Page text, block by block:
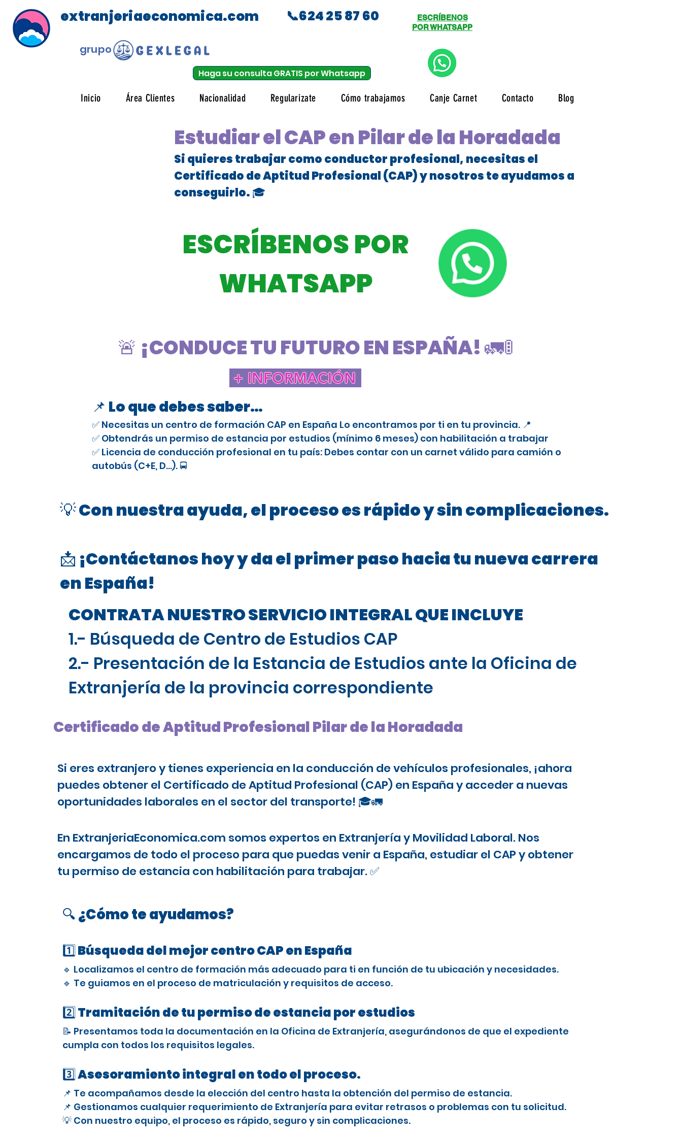
extranjeriaeconomica.com
grupo
📞624 25 87 60
Haga su consulta GRATIS por Whatsapp
ESCRÍBENOS
POR WHATSAPP
Inicio Área Clientes Nacionalidad Regularizate Cómo trabajamos Canje Carnet Contacto Blog
Estudiar el CAP en Pilar de la Horadada
Si quieres trabajar como conductor profesional, necesitas el
Certificado de Aptitud Profesional (CAP) y nosotros te ayudamos a
conseguirlo. 🎓
ESCRÍBENOS POR
WHATSAPP
🚨 ¡CONDUCE TU FUTURO EN ESPAÑA! 🚛🚦
+ INFORMACIÓN
📌 Lo que debes saber…
✅ Necesitas un centro de formación CAP en España Lo encontramos por ti en tu provincia. 📍
✅ Obtendrás un permiso de estancia por estudios (mínimo 6 meses) con habilitación a trabajar
✅ Licencia de conducción profesional en tu país: Debes contar con un carnet válido para camión o
autobús (C+E, D…). 🚍
💡 Con nuestra ayuda, el proceso es rápido y sin complicaciones.
📩 ¡Contáctanos hoy y da el primer paso hacia tu nueva carrera
en España!
CONTRATA NUESTRO SERVICIO INTEGRAL QUE INCLUYE
1.- Búsqueda de Centro de Estudios CAP
2.- Presentación de la Estancia de Estudios ante la Oficina de
Extranjería de la provincia correspondiente
Certificado de Aptitud Profesional Pilar de la Horadada
Si eres extranjero y tienes experiencia en la conducción de vehículos profesionales, ¡ahora
puedes obtener el Certificado de Aptitud Profesional (CAP) en España y acceder a nuevas
oportunidades laborales en el sector del transporte! 🎓🚛
En ExtranjeriaEconomica.com somos expertos en Extranjería y Movilidad Laboral. Nos
encargamos de todo el proceso para que puedas venir a España, estudiar el CAP y obtener
tu permiso de estancia con habilitación para trabajar. ✅
🔍 ¿Cómo te ayudamos?
1️⃣ Búsqueda del mejor centro CAP en España
🔹 Localizamos el centro de formación más adecuado para ti en función de tu ubicación y necesidades.
🔹 Te guiamos en el proceso de matriculación y requisitos de acceso.
2️⃣ Tramitación de tu permiso de estancia por estudios
📝 Presentamos toda la documentación en la Oficina de Extranjería, asegurándonos de que el expediente
cumpla con todos los requisitos legales.
3️⃣ Asesoramiento integral en todo el proceso.
📌 Te acompañamos desde la elección del centro hasta la obtención del permiso de estancia.
📌 Gestionamos cualquier requerimiento de Extranjería para evitar retrasos o problemas con tu solicitud.
💡 Con nuestro equipo, el proceso es rápido, seguro y sin complicaciones.